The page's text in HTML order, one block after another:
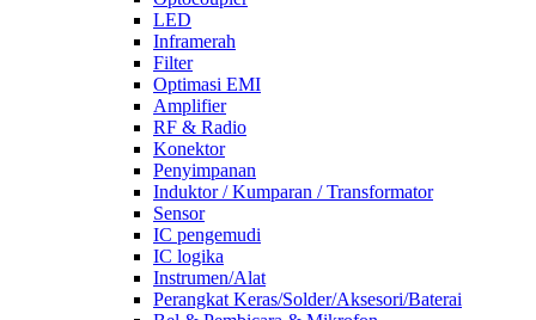
LED
Inframerah
Filter
Optimasi EMI
Amplifier
RF & Radio
Konektor
Penyimpanan
Induktor / Kumparan / Transformator
Sensor
IC pengemudi
IC logika
Instrumen/Alat
Perangkat Keras/Solder/Aksesori/Baterai